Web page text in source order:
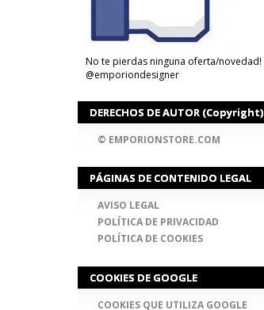
No te pierdas ninguna oferta/novedad!
@emporiondesigner
DERECHOS DE AUTOR (Copyright)
© EMPORIONSTORE.COM
PÁGINAS DE CONTENIDO LEGAL
AVISO LEGAL
POLÍTICA DE PRIVACIDAD
POLÍTICA DE COOKIES
COOKIES DE GOOGLE
COOKIES QUE UTILIZA GOOGLE